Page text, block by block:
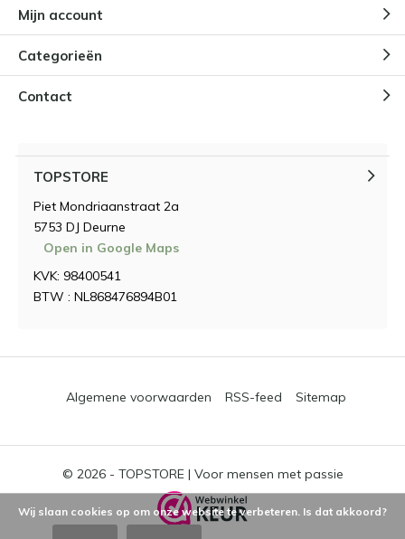
Mijn account
Categorieën
Contact
TOPSTORE
Piet Mondriaanstraat 2a
5753 DJ Deurne
Open in Google Maps
KVK: 98400541
BTW : NL868476894B01
© 2026 - TOPSTORE | Voor mensen met passie
Algemene voorwaarden RSS-feed Sitemap
Wij slaan cookies op om onze website te verbeteren. Is dat akkoord?